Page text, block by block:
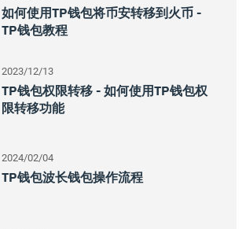
如何使用TP钱包将币安转移到火币 -
TP钱包教程
2023/12/13
TP钱包权限转移 - 如何使用TP钱包权
限转移功能
2024/02/04
TP钱包波长钱包操作流程